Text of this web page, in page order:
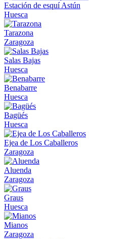
Estación de esquí Astún
Huesca
Tarazona
Zaragoza
Salas Bajas
Huesca
Benabarre
Huesca
Bagüés
Huesca
Ejea de Los Caballeros
Zaragoza
Aluenda
Zaragoza
Graus
Huesca
Mianos
Zaragoza